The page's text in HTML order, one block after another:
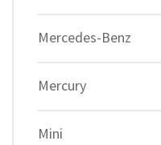
Mercedes-Benz
Mercury
Mini